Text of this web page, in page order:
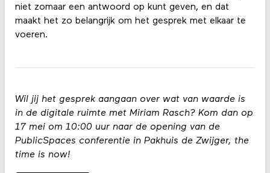
niet zomaar een antwoord op kunt geven, en dat
maakt het zo belangrijk om het gesprek met elkaar te
voeren.
Wil jij het gesprek aangaan over wat van waarde is
in de digitale ruimte met Miriam Rasch? Kom dan op
17 mei om 10:00 uur naar de opening van de
PublicSpaces conferentie in Pakhuis de Zwijger, the
time is now!